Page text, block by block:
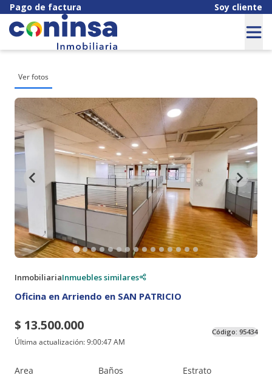
Pago de factura Soy cliente
Ver fotos
InmobiliariaInmuebles similares
Oficina en Arriendo en SAN PATRICIO
$ 13.500.000
Última actualización:9:00:47 AM
Código: 95434
Area Baños Estrato